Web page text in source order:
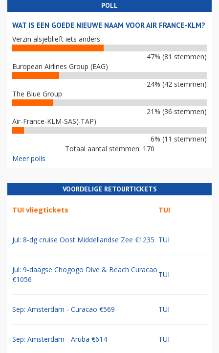
POLL
WAT IS EEN GOEDE NIEUWE NAAM VOOR AIR FRANCE-KLM?
Verzin alsjeblieft iets anders
47% (81 stemmen)
European Airlines Group (EAG)
24% (42 stemmen)
The Blue Group
21% (36 stemmen)
Air-France-KLM-SAS(-TAP)
6% (11 stemmen)
Totaal aantal stemmen: 170
Meer polls
VOORDELIGE RETOURTICKETS
TUI vliegtickets TUI
Jul: 8-dg cruise Oost Middellandse Zee €1235 TUI
Jul: 9-daagse Chogogo Dive & Beach Curacao
€1056
TUI
Sep: Amsterdam - Curacao €569 TUI
Sep: Amsterdam - Aruba €614 TUI